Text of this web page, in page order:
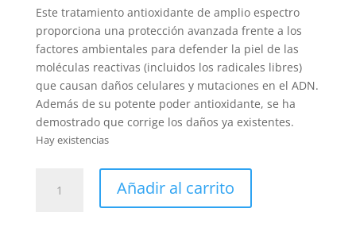
Este tratamiento antioxidante de amplio espectro
proporciona una protección avanzada frente a los
factores ambientales para defender la piel de las
moléculas reactivas (incluidos los radicales libres)
que causan daños celulares y mutaciones en el ADN.
Además de su potente poder antioxidante, se ha
demostrado que corrige los daños ya existentes.
Hay existencias
Phloretin
Añadir al carrito